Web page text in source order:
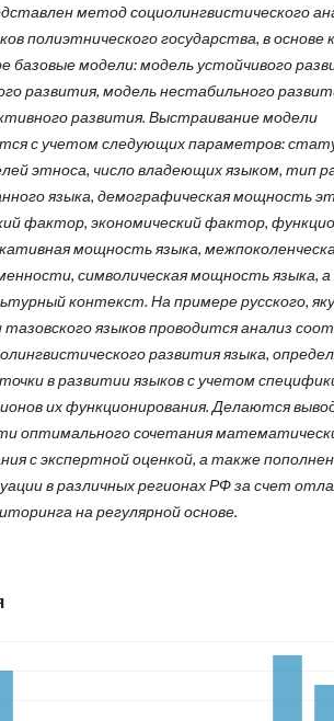
метод социолингвистического
полиэтнического государства, в основе
базовые модели: модель устойчивого
развития, модель нестабильного
развития. Выстраивание модели
с учетом следующих параметров:
этноса, число владеющих языком, тип
языка, демографическая мощность
фактор, экономический фактор,
мощность языка,
символическая мощность языка,
контекст. На примере русского,
тазовского языков проводится анализ
развития языка,
в развитии языков с учетом
их функционирования. Делаются
оптимального сочетания
с экспертной оценкой, а также
в различных регионах РФ за счет
на регулярной основе.